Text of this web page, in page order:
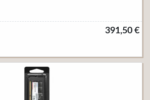
391,50 €